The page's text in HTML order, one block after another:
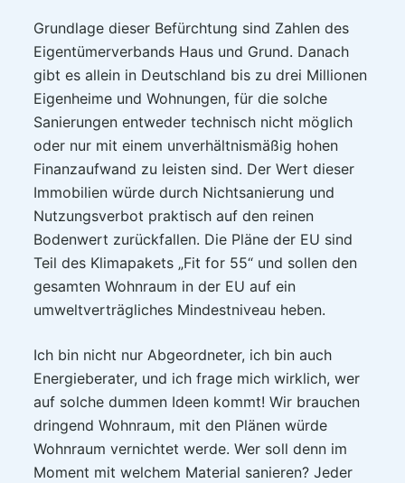
Grundlage dieser Befürchtung sind Zahlen des
Eigentümerverbands Haus und Grund. Danach
gibt es allein in Deutschland bis zu drei Millionen
Eigenheime und Wohnungen, für die solche
Sanierungen entweder technisch nicht möglich
oder nur mit einem unverhältnismäßig hohen
Finanzaufwand zu leisten sind. Der Wert dieser
Immobilien würde durch Nichtsanierung und
Nutzungsverbot praktisch auf den reinen
Bodenwert zurückfallen. Die Pläne der EU sind
Teil des Klimapakets „Fit for 55“ und sollen den
gesamten Wohnraum in der EU auf ein
umweltverträgliches Mindestniveau heben.
Ich bin nicht nur Abgeordneter, ich bin auch
Energieberater, und ich frage mich wirklich, wer
auf solche dummen Ideen kommt! Wir brauchen
dringend Wohnraum, mit den Plänen würde
Wohnraum vernichtet werde. Wer soll denn im
Moment mit welchem Material sanieren? Jeder